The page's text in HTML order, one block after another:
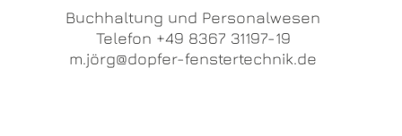
Buchhaltung und Personalwesen
Telefon +49 8367 31197-19
m.jörg@dopfer-fenstertechnik.de